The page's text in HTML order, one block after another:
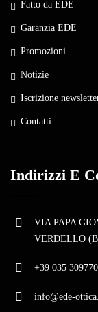
Fatto da EDE
Garanzia EDE
Promozioni
Notizie
Iscrizione
Contatti
Indirizzi E
VIA PAPA
VERDELLO
+39 035
info@ede-